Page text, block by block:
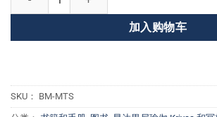
为：
加入购物车
SKU： BM-MTS